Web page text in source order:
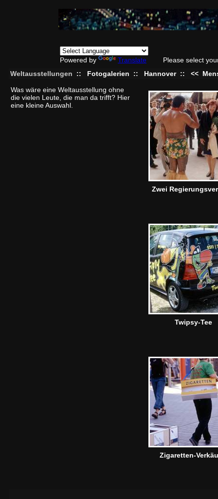
Powered by Translate
Please select
Weltausstellungen
:: Fotogalerien :: Hannover :: <<
Was wäre eine Weltausstellung ohne
die vielen Leute, die man da trifft? Hier
eine kleine Auswahl.
Zwei
Twipsy-Tee
Zigaretten-